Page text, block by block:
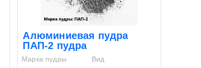
Алюминиевая пудра
ПАП-2 пудра
Марка пудры
Вид